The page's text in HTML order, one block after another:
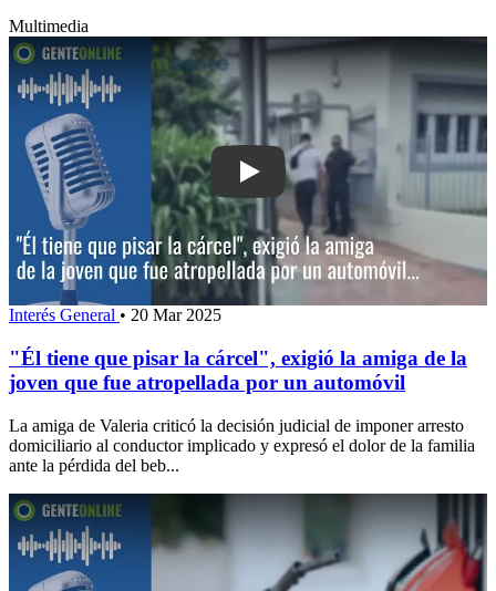
Multimedia
Play: "Él tiene que pisar la cárcel",
Interés General • 20 Mar 2025
"Él tiene que pisar la cárcel", exigió la amiga de la
joven que fue atropellada por un automóvil
La amiga de Valeria criticó la decisión judicial de imponer arresto
domiciliario al conductor implicado y expresó el dolor de la familia
ante la pérdida del beb...